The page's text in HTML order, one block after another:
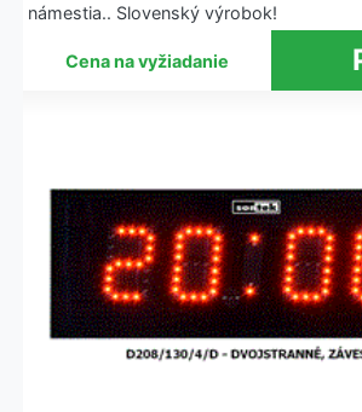
námestia.. Slovenský výrobok!
Cena na vyžiadanie